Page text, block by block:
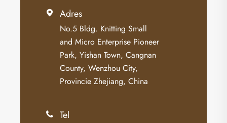
 Adres
No.5 Bldg. Knitting Small
and Micro Enterprise Pioneer
Park, Yishan Town, Cangnan
County, Wenzhou City,
Provincie Zhejiang, China
 Tel